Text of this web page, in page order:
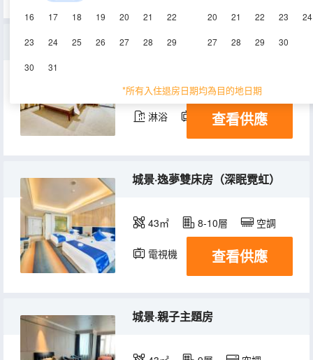
16 17 18 19 20 21 22
23 24 25 26 27 28 29
30 31
20 21 22 23 24
27 28 29 30
*所有入住退房日期均為目的地日期
城景·豪華套房
75㎡ 15-27層
淋浴 電視機 冰箱
查看供應
城景·逸夢雙床房（深眠霓虹）
43㎡ 8-10層 空調
電視機 查看供應
城景·親子主題房